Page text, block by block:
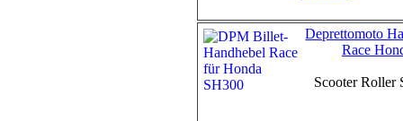
Deprettomoto
Race
Scooter Roller